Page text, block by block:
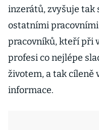
inzerátů, zvyšuje
ostatními
pracovníků, kteří při
profesi co nejlépe
životem, a tak cíleně
informace.